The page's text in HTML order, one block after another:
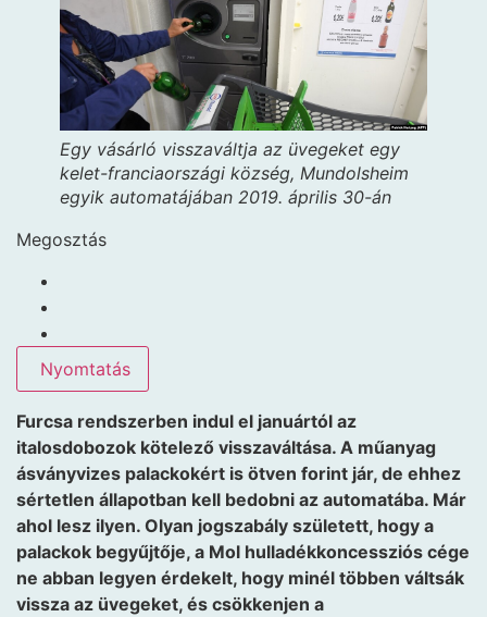
Egy vásárló visszaváltja az üvegeket egy
kelet-franciaországi község, Mundolsheim
egyik automatájában 2019. április 30-án
Megosztás
Nyomtatás
Furcsa rendszerben indul el januártól az
italosdobozok kötelező visszaváltása. A műanyag
ásványvizes palackokért is ötven forint jár, de ehhez
sértetlen állapotban kell bedobni az automatába. Már
ahol lesz ilyen. Olyan jogszabály született, hogy a
palackok begyűjtője, a Mol hulladékkoncessziós cége
ne abban legyen érdekelt, hogy minél többen váltsák
vissza az üvegeket, és csökkenjen a